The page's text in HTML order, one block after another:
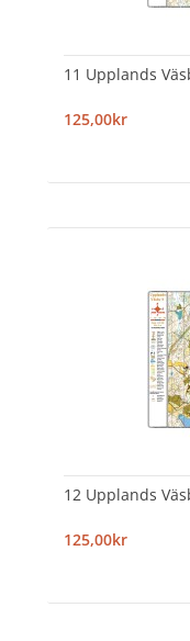
11 Upplands
125,00kr
12 Upplands
125,00kr